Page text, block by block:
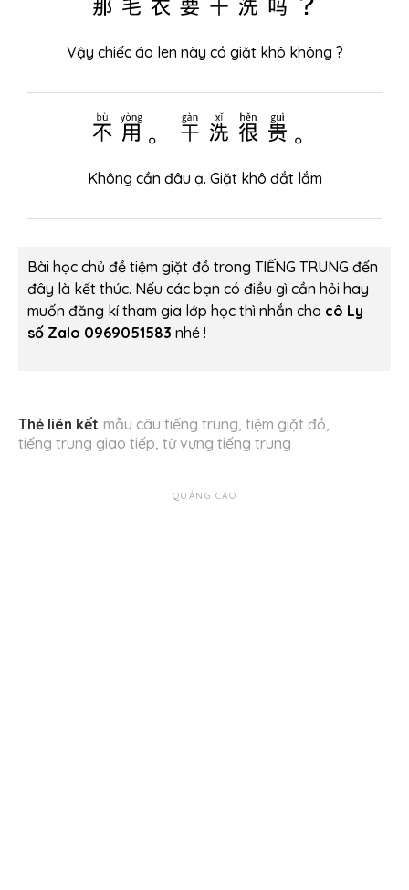
Vậy chiếc áo len này có giặt khô không ?
不用。干洗很贵。
Không cần đâu ạ. Giặt khô đắt lắm
Bài học chủ đề tiệm giặt đồ trong TIẾNG TRUNG đến
đây là kết thúc. Nếu các bạn có điều gì cần hỏi hay
muốn đăng kí tham gia lớp học thì nhắn cho cô Ly
số Zalo 0969051583 nhé !
Thẻ liên kết mẫu câu tiếng trung tiệm giặt đồ
tiếng trung giao tiếp từ vựng tiếng trung
QUẢNG CÁO